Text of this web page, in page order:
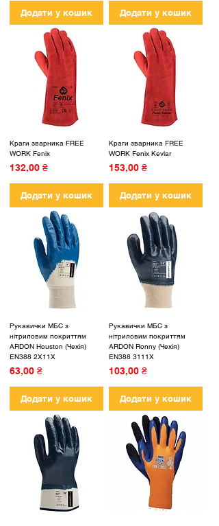
Додати у кошик Додати у кошик
Краги зварника FREE
WORK Fenix
Ціна
132,00 ₴
Додати у кошик
Краги зварника FREE
WORK Fenix Kevlar
Ціна
153,00 ₴
Додати у кошик
Рукавички МБС з
нітриловим покриттям
ARDON Houston (Чехія)
EN388 2X11X
Ціна
63,00 ₴
Додати у кошик
Рукавички МБС з
нітриловим покриттям
ARDON Ronny (Чехія)
EN388 3111X
Ціна
103,00 ₴
Додати у кошик